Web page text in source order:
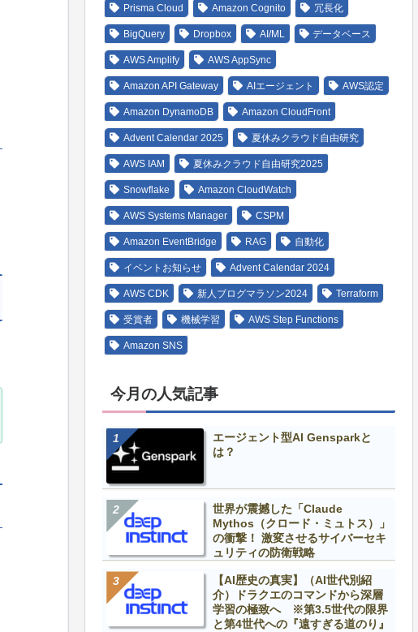
Prisma Cloud Amazon Cognito 冗長化
BigQuery Dropbox AI/ML データベース
AWS Amplify AWS AppSync
Amazon API Gateway AIエージェント AWS認定
Amazon DynamoDB Amazon CloudFront
Advent Calendar 2025 夏休みクラウド自由研究
AWS IAM 夏休みクラウド自由研究2025
Snowflake Amazon CloudWatch
AWS Systems Manager CSPM
Amazon EventBridge RAG 自動化
イベントお知らせ Advent Calendar 2024
AWS CDK 新人ブログマラソン2024 Terraform
受賞者 機械学習 AWS Step Functions
Amazon SNS
今月の人気記事
エージェント型AI Gensparkと
は？
世界が震撼した「Claude
Mythos（クロード・ミュトス）」
の衝撃！ 激変させるサイバーセキ
ュリティの防衛戦略
【AI歴史の真実】（AI世代別紹
介）ドラクエのコマンドから深層
学習の極致へ ※第3.5世代の限界
と第4世代への『遠すぎる道のり』